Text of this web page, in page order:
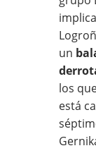
un
los
está